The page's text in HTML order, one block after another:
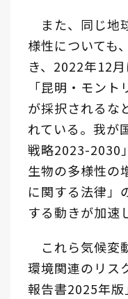
また、同じ地
様性についても
き、2022年12
「昆明・モント
が採択されるな
れている。我が
戦略2023-2030
生物の多様性の
に関する法律」
する動きが加速
これら気候変
環境関連のリス
報告書2025年版